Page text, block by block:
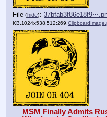
File (hide):
KB,1024x538,512:269,
MSM Finally Admits